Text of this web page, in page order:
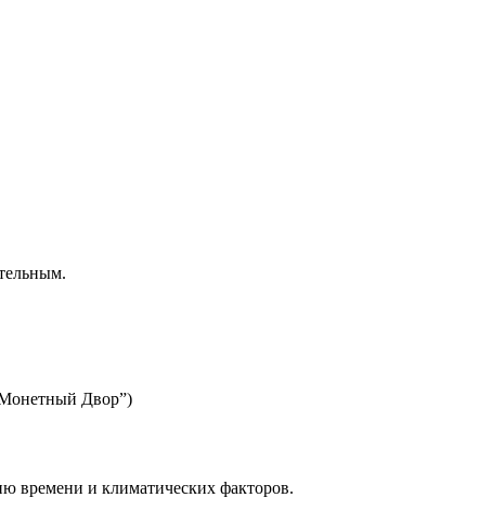
Двор”)
времени и климатических факторов.